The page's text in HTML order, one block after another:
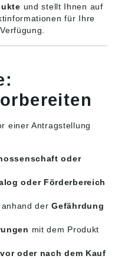
und stellt Ihnen auf
für Ihre
einer Antragstellung
oder
oder Förderbereich
anhand derGefährdung
mit dem Produkt
vor oder nach dem Kauf